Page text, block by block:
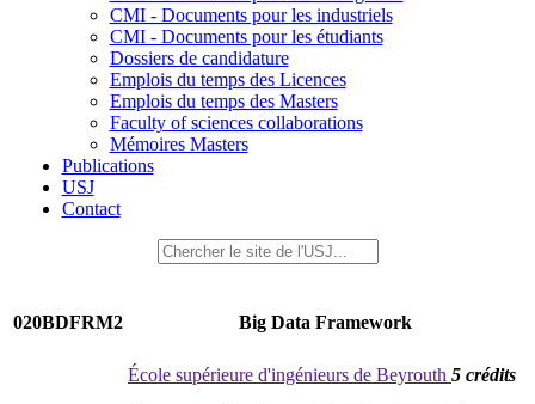
CMI - Documents pour les industriels
CMI - Documents pour les étudiants
Dossiers de candidature
Emplois du temps des Licences
Emplois du temps des Masters
Faculty of sciences collaborations
Mémoires Masters
Publications
USJ
Contact
020BDFRM2 Big Data Framework
École supérieure d'ingénieurs de Beyrouth 5 crédits